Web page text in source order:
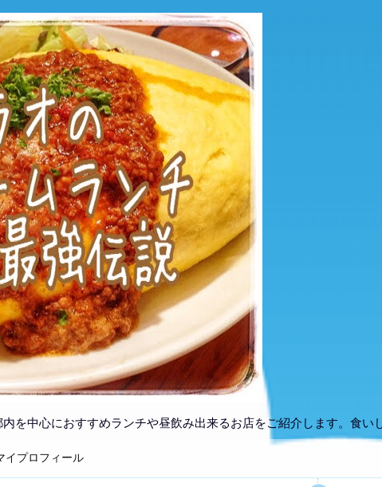
を中心におすすめランチや昼飲み出来るお店をご紹介します。食い
イプロフィール